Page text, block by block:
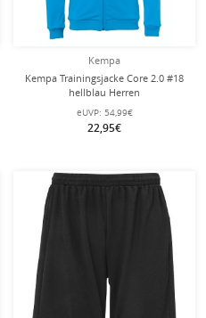
Kempa
Kempa Trainingsjacke Core 2.0 #18
hellblau Herren
eUVP: 54,99€
22,95€